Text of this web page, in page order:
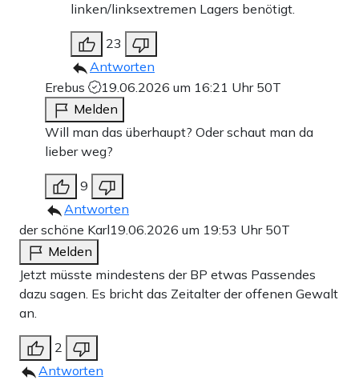
linken/linksextremen Lagers benötigt.
23
Antworten
Erebus
19.06.2026 um 16:21 Uhr 50T
Melden
Will man das überhaupt? Oder schaut man da
lieber weg?
9
Antworten
der schöne Karl19.06.2026 um 19:53 Uhr 50T
Melden
Jetzt müsste mindestens der BP etwas Passendes
dazu sagen. Es bricht das Zeitalter der offenen Gewalt
an.
2
Antworten